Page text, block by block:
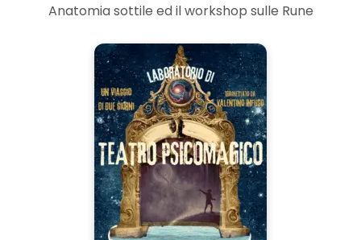
Anatomia sottile ed il workshop sulle Rune